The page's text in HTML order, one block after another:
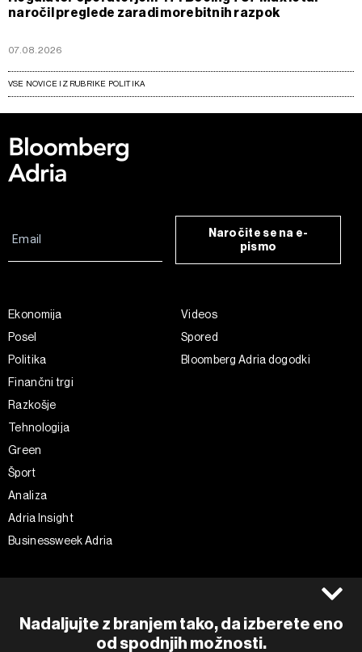
naročil preglede zaradi morebitnih razpok
07.08.2026
VSE NOVICE IZ RUBRIKE POLITIKA
Nadaljujte z branjem tako, da izberete eno
od spodnjih možnosti.
Naročite se na e-
pismo
Ekonomija
Posel
Politika
Finančni trgi
Razkošje
Tehnologija
Green
Šport
Analiza
Adria Insight
Businessweek Adria
Videos
Spored
Bloomberg Adria dogodki
Piškotki
Instagram